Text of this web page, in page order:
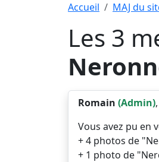
Accueil MAJ du
Les 3
Romain (Admin)
Vous avez pu en
+ 4 photos de
+ 1 photo de